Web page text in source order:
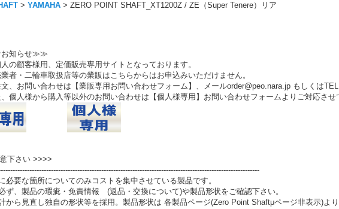
> YAMAHA > ZERO POINT SHAFT_XT1200Z / ZE（Super Tenere）リア
知らせ≫≫
の顧客様用、定価販売専用サイトとなっております。
者・二輪車取扱店等の業販はこちらからはお申込みいただけません。
、お問い合わせは【業販専用お問い合わせフォーム】、メールorder@peo.nara.jp もしくは
、個人様から購入等以外のお問い合わせは【個人様専用】お問い合わせフォームよりご対応させ
下さい >>>>
必要な箇所についてのみコストを集中させている製品です。
ず、製品の瑕疵・免責情報 (返品・交換について)や製品形状をご確認下さい。
から見直し独自の形状等を採用。製品形状は 各製品ページ(Zero Point Shaftμページ非表示)よ